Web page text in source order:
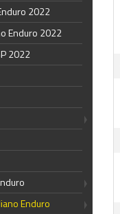
2022
Enduro 2022
2022
Enduro